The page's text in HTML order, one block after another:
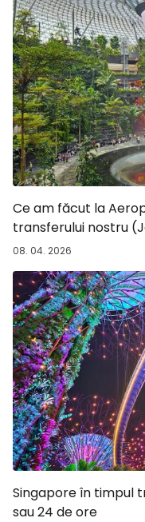
Ce am făcut la
transferului nostru
08. 04. 2026
Singapore în timpul
sau 24 de ore